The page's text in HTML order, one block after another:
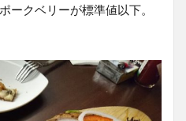
ークベリーが標準値以下。